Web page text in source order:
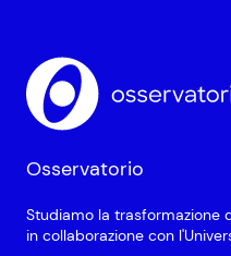
Osservatorio
Studiamo la trasformazione
in collaborazione con